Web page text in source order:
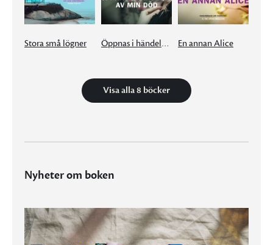
Stora små lögner Öppnas i händelse av min död En annan Alice
Visa alla 8 böcker
Nyheter om boken